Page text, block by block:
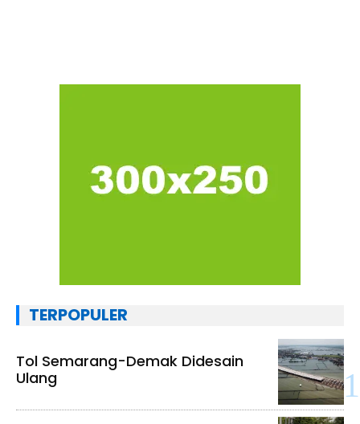
TERPOPULER
Tol Semarang-Demak Didesain
Ulang